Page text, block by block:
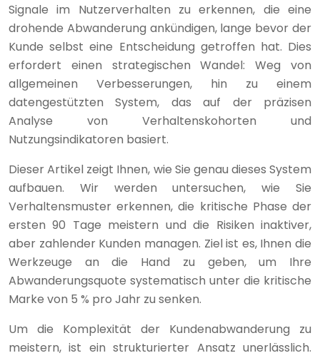
Signale im Nutzerverhalten zu erkennen, die eine
drohende Abwanderung ankündigen, lange bevor der
Kunde selbst eine Entscheidung getroffen hat. Dies
erfordert einen strategischen Wandel: Weg von
allgemeinen Verbesserungen, hin zu einem
datengestützten System, das auf der präzisen
Analyse von Verhaltenskohorten und
Nutzungsindikatoren basiert.
Dieser Artikel zeigt Ihnen, wie Sie genau dieses System
aufbauen. Wir werden untersuchen, wie Sie
Verhaltensmuster erkennen, die kritische Phase der
ersten 90 Tage meistern und die Risiken inaktiver,
aber zahlender Kunden managen. Ziel ist es, Ihnen die
Werkzeuge an die Hand zu geben, um Ihre
Abwanderungsquote systematisch unter die kritische
Marke von 5 % pro Jahr zu senken.
Um die Komplexität der Kundenabwanderung zu
meistern, ist ein strukturierter Ansatz unerlässlich.